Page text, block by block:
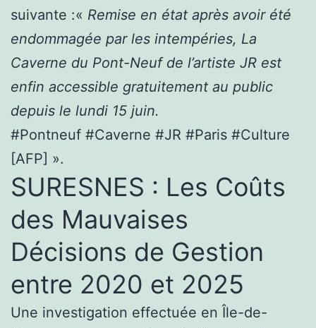
suivante :« Remise en état après avoir été
endommagée par les intempéries, La
Caverne du Pont-Neuf de l’artiste JR est
enfin accessible gratuitement au public
depuis le lundi 15 juin.
#Pontneuf #Caverne #JR #Paris #Culture
[AFP] ».
SURESNES : Les Coûts
des Mauvaises
Décisions de Gestion
entre 2020 et 2025
Une investigation effectuée en Île-de-